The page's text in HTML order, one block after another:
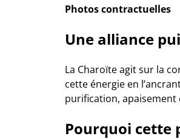
Photos contractuelles
Une alliance
La Charoïte agit sur la
cette énergie en
purification,
Pourquoi cette